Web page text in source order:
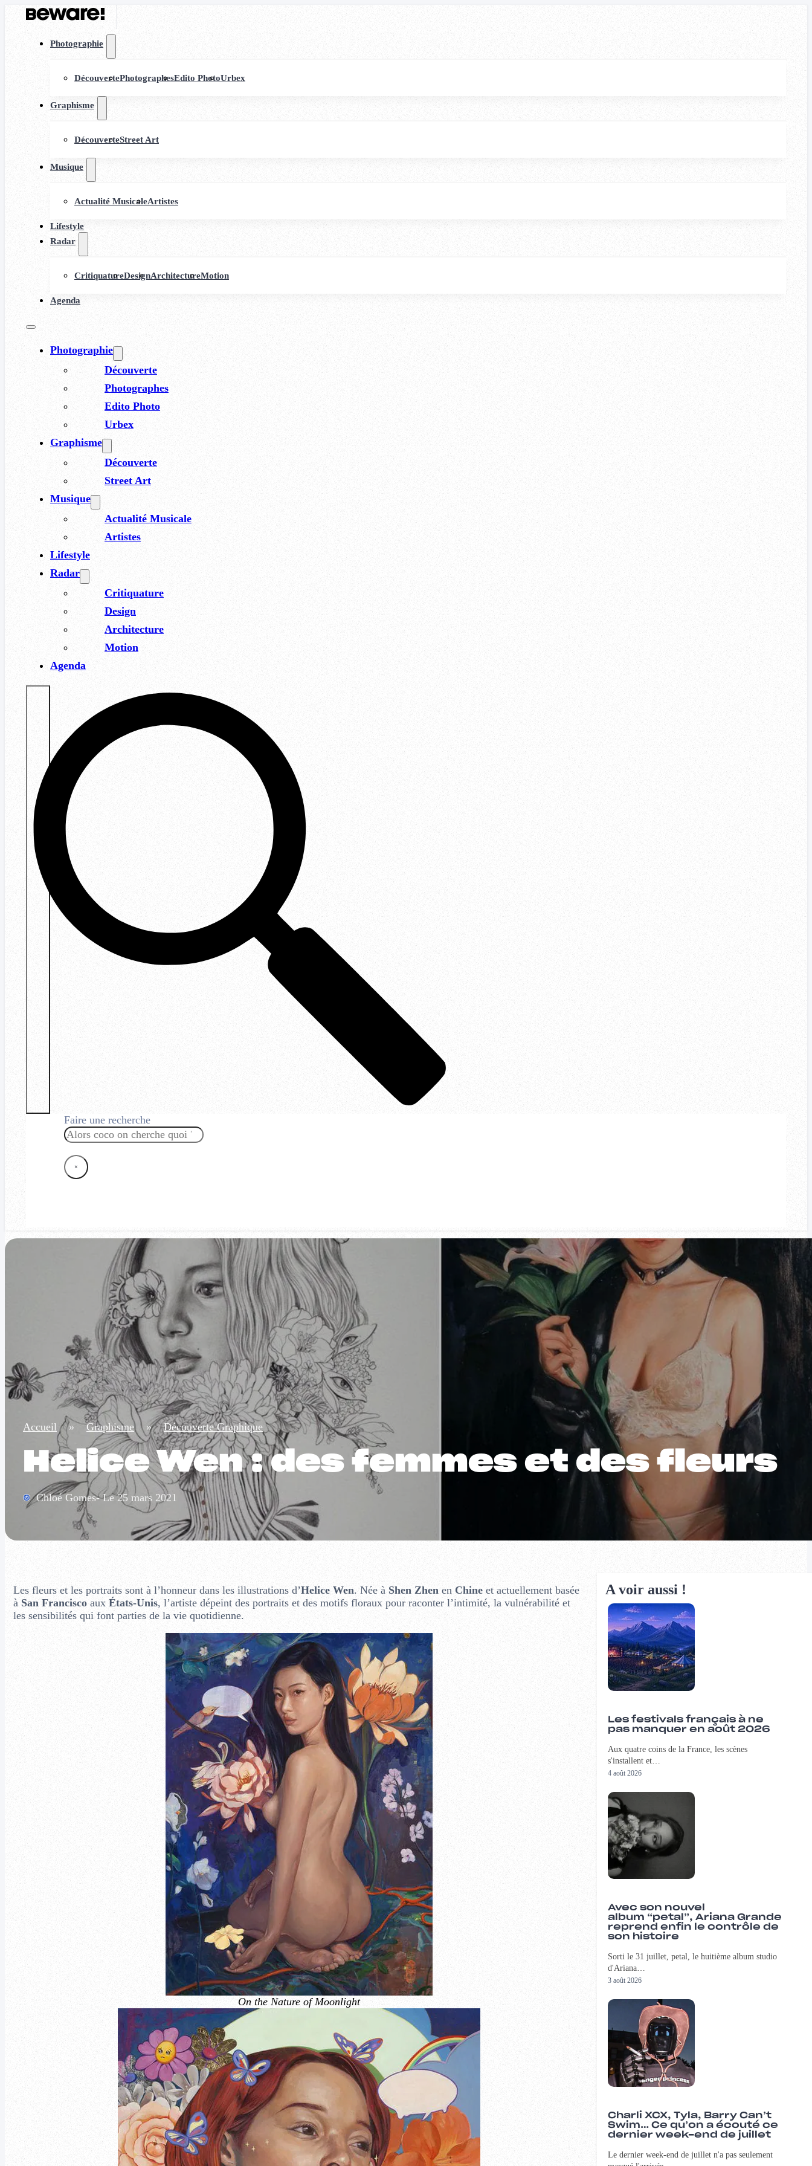
Photographie
DécouvertePhotographesEdito PhotoUrbex
Graphisme
DécouverteStreet Art
Musique
Actualité MusicaleArtistes
Lifestyle
Radar
CritiquatureDesignArchitectureMotion
Agenda
Photographie
Découverte
Photographes
Edito Photo
Urbex
Graphisme
Découverte
Street Art
Musique
Actualité Musicale
Artistes
Lifestyle
Radar
Critiquature
Design
Architecture
Motion
Agenda
Faire une recherche
Rechercher
×
Accueil » Graphisme » Découverte Graphique
Helice Wen : des femmes et des fleurs
Chloé Gomes- Le 25 mars 2021
Les fleurs et les portraits sont à l’honneur dans les illustrations d’Helice Wen. Née à Shen Zhen en Chineet actuellement basée
à San Franciscoaux États-Unis, l’artiste dépeint des portraits et des motifs floraux pour raconter l’intimité, la vulnérabilité et
les sensibilités qui font parties de la vie quotidienne.
On the Nature of Moonlight
A voir aussi !
Les festivals français à ne
pas manquer en août 2026
Aux quatre coins de la France, les scènes
s'installent et…
4 août 2026
Avec son nouvel
album “petal”, Ariana Grande
reprend enfin le contrôle de
son histoire
Sorti le 31 juillet, petal, le huitième album studio
d'Ariana…
3 août 2026
Charli XCX, Tyla, Barry Can’t
Swim… Ce qu’on a écouté ce
dernier week-end de juillet
Le dernier week-end de juillet n'a pas seulement